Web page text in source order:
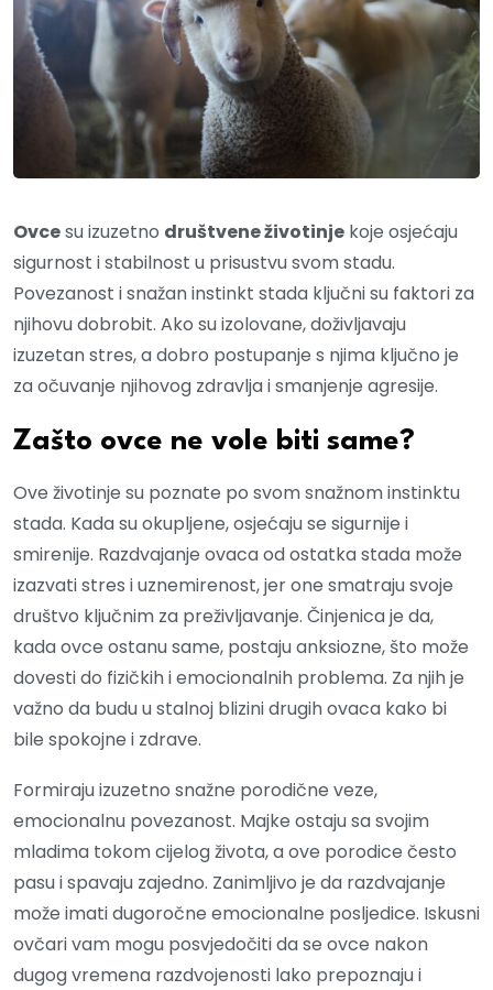
Ovcesu izuzetno društvene životinje koje osjećaju
sigurnost i stabilnost u prisustvu svom stadu.
Povezanost i snažan instinkt stada ključni su faktori za
njihovu dobrobit. Ako su izolovane, doživljavaju
izuzetan stres, a dobro postupanje s njima ključno je
za očuvanje njihovog zdravlja i smanjenje agresije.
Zašto ovce ne vole biti same?
Ove životinje su poznate po svom snažnom instinktu
stada. Kada su okupljene, osjećaju se sigurnije i
smirenije. Razdvajanje ovaca od ostatka stada može
izazvati stres i uznemirenost, jer one smatraju svoje
društvo ključnim za preživljavanje. Činjenica je da,
kada ovce ostanu same, postaju anksiozne, što može
dovesti do fizičkih i emocionalnih problema. Za njih je
važno da budu u stalnoj blizini drugih ovaca kako bi
bile spokojne i zdrave.
Formiraju izuzetno snažne porodične veze,
emocionalnu povezanost. Majke ostaju sa svojim
mladima tokom cijelog života, a ove porodice često
pasu i spavaju zajedno. Zanimljivo je da razdvajanje
može imati dugoročne emocionalne posljedice. Iskusni
ovčari vam mogu posvjedočiti da se ovce nakon
dugog vremena razdvojenosti lako prepoznaju i